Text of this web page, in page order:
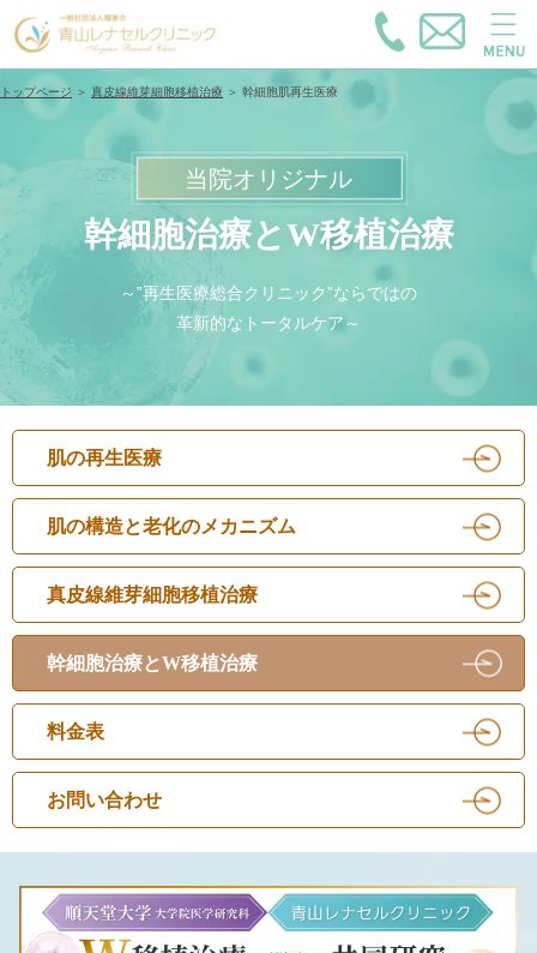
トップページ ＞ 真皮線維芽細胞移植治療 ＞ 幹細胞肌再生医療
当院オリジナル
幹細胞治療とW移植治療
～‟再生医療総合クリニック”ならではの
革新的なトータルケア～
肌の再生医療
肌の構造と老化のメカニズム
真皮線維芽細胞移植治療
幹細胞治療とW移植治療
料金表
お問い合わせ